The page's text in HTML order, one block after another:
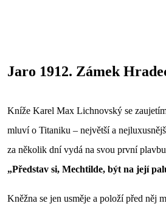
Jaro 1912. Zámek
Kníže Karel Max Lichnovský se
mluví o Titaniku – největší a
za několik dní vydá na svou první
„Představ si, Mechtilde, být na její
Kněžna se jen usměje a položí před něj